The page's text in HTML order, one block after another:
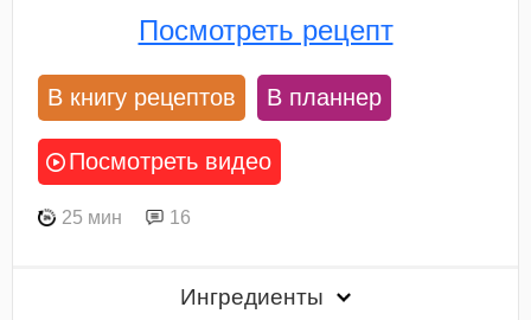
Посмотреть рецепт
В книгу рецептов В планнер
Посмотреть видео
25 мин 16
Ингредиенты